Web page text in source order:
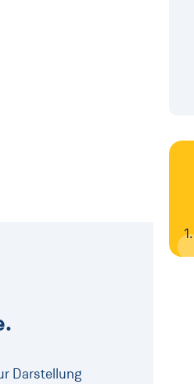
Darstellung